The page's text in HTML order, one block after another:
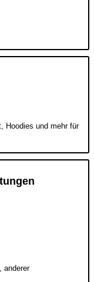
Hoodies und mehr für
anderer